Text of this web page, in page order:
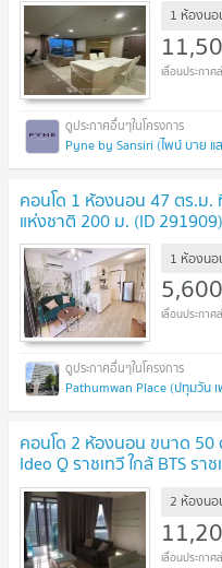
1 ห้องน
Pyne by Sansiri (ไพน์ บาย แ
คอนโด 1 ห้องนอน 47 ตร.ม.
แห่งชาติ 200 ม. (ID 291909)
1 ห้องน
Pathumwan Place (ปทุมวัน
คอนโด 2 ห้องนอน ขนาด 50
Ideo Q ราชเทวี ใกล้ BTS ร
2 ห้องน